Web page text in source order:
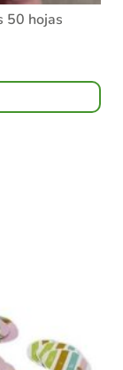
50 hojas